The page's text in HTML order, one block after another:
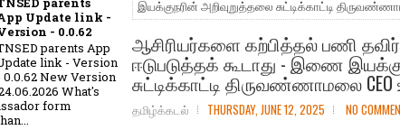
இயக்குநரின் அறிவுறுத்தலை சுட்டிக்காட்டி
ஆசிரியர்களை கற்பித்தல் பணி
ஈடுபடுத்தக் கூடாது - இணை
சுட்டிக்காட்டி திருவண்ணாமலை CEO
தமிழ்க்கடல் THURSDAY, JUNE 12, 2025 NO
Update link -
- 0.0.62
parents App
link - Version
0.0.62 New Version
What's
form